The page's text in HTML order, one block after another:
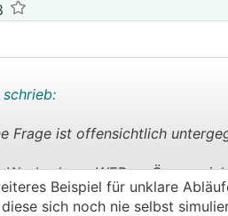
Frage ist offensichtlich
Wechsel von WEB zu Ömag
nicht aktiv bei WEB, oder?
Beispiel für unklare
sich noch nie selbst